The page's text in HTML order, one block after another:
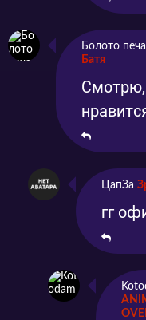
Болото
Батя
Смотрю,
ЦапЗа
гг